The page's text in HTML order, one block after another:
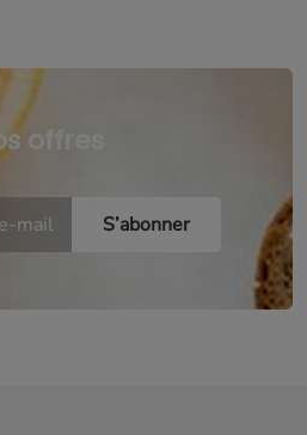
offres